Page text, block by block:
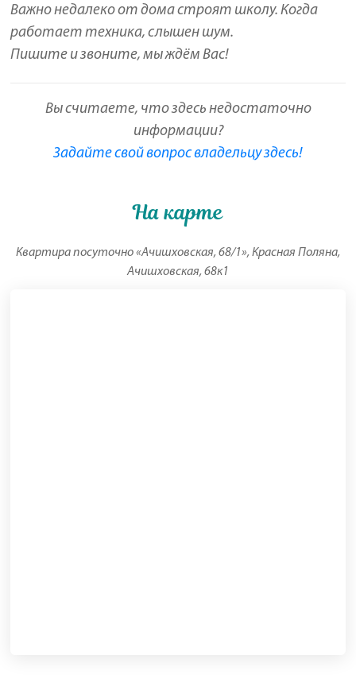
Важно недалеко от дома строят школу. Когда
работает техника, слышен шум.
Пишите и звоните, мы ждём Вас!
Вы считаете, что здесь недостаточно
информации?
Задайте свой вопрос владельцу здесь!
На карте
Квартира посуточно «Ачишховская, 68/1», Красная Поляна,
Ачишховская, 68к1